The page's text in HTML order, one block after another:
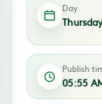
Day
Thursday
Publish
05:55